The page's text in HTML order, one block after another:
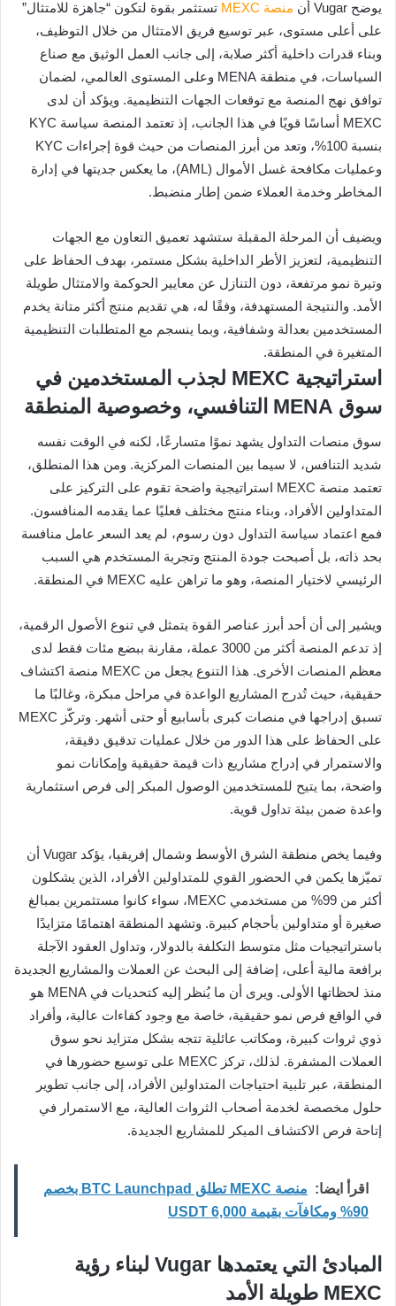
يوضح Vugar أن منصة MEXC
تستثمر بقوة لتكون “جاهزة للامتثال”
على أعلى مستوى، عبر توسيع فريق الامتثال من خلال التوظيف،
وبناء قدرات داخلية أكثر صلابة، إلى جانب العمل الوثيق مع صناع
السياسات، في منطقة MENA وعلى المستوى العالمي، لضمان
توافق نهج المنصة مع توقعات الجهات التنظيمية. ويؤكد أن لدى
MEXC أساسًا قويًا في هذا الجانب، إذ تعتمد المنصة سياسة KYC
بنسبة 100%، وتعد من أبرز المنصات من حيث قوة إجراءات KYC
وعمليات مكافحة غسل الأموال (AML)، ما يعكس جديتها في إدارة
المخاطر وخدمة العملاء ضمن إطار منضبط.
ويضيف أن المرحلة المقبلة ستشهد تعميق التعاون مع الجهات
التنظيمية، لتعزيز الأطر الداخلية بشكل مستمر، بهدف الحفاظ على
وتيرة نمو مرتفعة، دون التنازل عن معايير الحوكمة والامتثال طويلة
الأمد. والنتيجة المستهدفة، وفقًا له، هي تقديم منتج أكثر متانة يخدم
المستخدمين بعدالة وشفافية، وبما ينسجم مع المتطلبات التنظيمية
المتغيرة في المنطقة.
استراتيجية MEXC لجذب المستخدمين في
سوق MENA التنافسي، وخصوصية المنطقة
سوق منصات التداول يشهد نموًا متسارعًا، لكنه في الوقت نفسه
شديد التنافس، لا سيما بين المنصات المركزية. ومن هذا المنطلق،
تعتمد منصة MEXC استراتيجية واضحة تقوم على التركيز على
المتداولين الأفراد، وبناء منتج مختلف فعليًا عما يقدمه المنافسون.
فمع اعتماد سياسة التداول دون رسوم، لم يعد السعر عامل منافسة
بحد ذاته، بل أصبحت جودة المنتج وتجربة المستخدم هي السبب
الرئيسي لاختيار المنصة، وهو ما تراهن عليه MEXC في المنطقة.
ويشير إلى أن أحد أبرز عناصر القوة يتمثل في تنوع الأصول الرقمية،
إذ تدعم المنصة أكثر من 3000 عملة، مقارنة ببضع مئات فقط لدى
معظم المنصات الأخرى. هذا التنوع يجعل من MEXC منصة اكتشاف
حقيقية، حيث تُدرج المشاريع الواعدة في مراحل مبكرة، وغالبًا ما
تسبق إدراجها في منصات كبرى بأسابيع أو حتى أشهر. وتركّز MEXC
على الحفاظ على هذا الدور من خلال عمليات تدقيق دقيقة،
والاستمرار في إدراج مشاريع ذات قيمة حقيقية وإمكانات نمو
واضحة، بما يتيح للمستخدمين الوصول المبكر إلى فرص استثمارية
واعدة ضمن بيئة تداول قوية.
وفيما يخص منطقة الشرق الأوسط وشمال إفريقيا، يؤكد Vugar أن
تميّزها يكمن في الحضور القوي للمتداولين الأفراد، الذين يشكلون
أكثر من 99% من مستخدمي MEXC، سواء كانوا مستثمرين بمبالغ
صغيرة أو متداولين بأحجام كبيرة. وتشهد المنطقة اهتمامًا متزايدًا
باستراتيجيات مثل متوسط التكلفة بالدولار، وتداول العقود الآجلة
برافعة مالية أعلى، إضافة إلى البحث عن العملات والمشاريع الجديدة
منذ لحظاتها الأولى. ويرى أن ما يُنظر إليه كتحديات في MENA هو
في الواقع فرص نمو حقيقية، خاصة مع وجود كفاءات عالية، وأفراد
ذوي ثروات كبيرة، ومكاتب عائلية تتجه بشكل متزايد نحو سوق
العملات المشفرة. لذلك، تركز MEXC على توسيع حضورها في
المنطقة، عبر تلبية احتياجات المتداولين الأفراد، إلى جانب تطوير
حلول مخصصة لخدمة أصحاب الثروات العالية، مع الاستمرار في
إتاحة فرص الاكتشاف المبكر للمشاريع الجديدة.
اقرأ ايضا:
منصة MEXC تطلق BTC Launchpad بخصم
90% ومكافآت بقيمة 6,000 USDT
المبادئ التي يعتمدها Vugar لبناء رؤية
MEXC طويلة الأمد